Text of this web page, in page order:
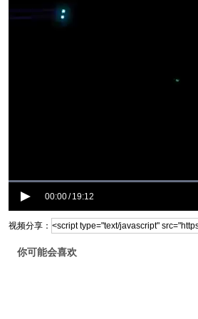
00:00/ 19:12
视频分享：
你可能会喜欢